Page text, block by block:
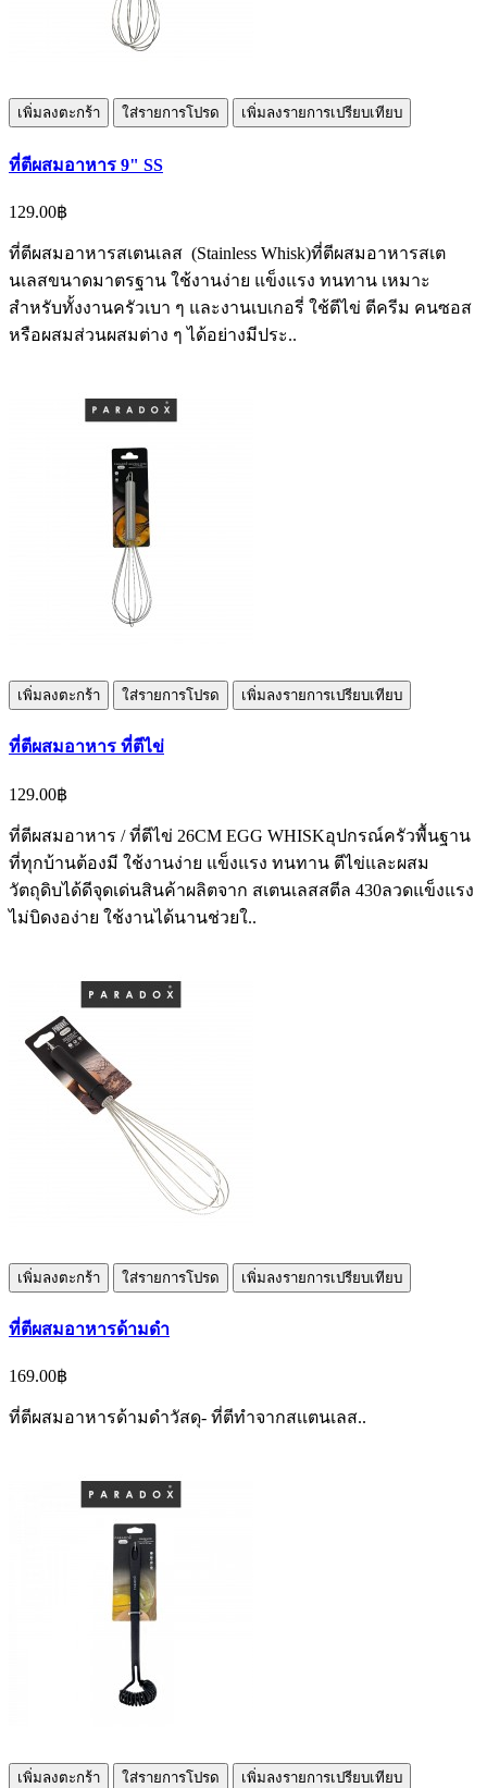
เพิ่มลงตะกร้า ใส่รายการโปรด เพิ่มลงรายการเปรียบเทียบ
ที่ตีผสมอาหาร 9" SS
129.00฿
ที่ตีผสมอาหารสเตนเลส (Stainless Whisk)ที่ตีผสมอาหารสเต
นเลสขนาดมาตรฐาน ใช้งานง่าย แข็งแรง ทนทาน เหมาะ
สำหรับทั้งงานครัวเบา ๆ และงานเบเกอรี่ ใช้ตีไข่ ตีครีม คนซอส
หรือผสมส่วนผสมต่าง ๆ ได้อย่างมีประ..
เพิ่มลงตะกร้า ใส่รายการโปรด เพิ่มลงรายการเปรียบเทียบ
ที่ตีผสมอาหาร ที่ตีไข่
129.00฿
ที่ตีผสมอาหาร / ที่ตีไข่ 26CM EGG WHISKอุปกรณ์ครัวพื้นฐาน
ที่ทุกบ้านต้องมี ใช้งานง่าย แข็งแรง ทนทาน ตีไข่และผสม
วัตถุดิบได้ดีจุดเด่นสินค้าผลิตจาก สเตนเลสสตีล 430ลวดแข็งแรง
ไม่บิดงอง่าย ใช้งานได้นานช่วยใ..
เพิ่มลงตะกร้า ใส่รายการโปรด เพิ่มลงรายการเปรียบเทียบ
ที่ตีผสมอาหารด้ามดำ
169.00฿
ที่ตีผสมอาหารด้ามดำวัสดุ- ที่ตีทำจากสเเตนเลส..
เพิ่มลงตะกร้า ใส่รายการโปรด เพิ่มลงรายการเปรียบเทียบ